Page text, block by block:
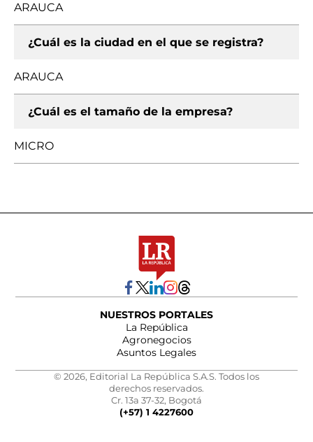
ARAUCA
¿Cuál es la ciudad en el que se registra?
ARAUCA
¿Cuál es el tamaño de la empresa?
MICRO
NUESTROS PORTALES
La República
Agronegocios
Asuntos Legales
© 2026, Editorial La República S.A.S. Todos los
derechos reservados.
Cr. 13a 37-32, Bogotá
(+57) 1 4227600